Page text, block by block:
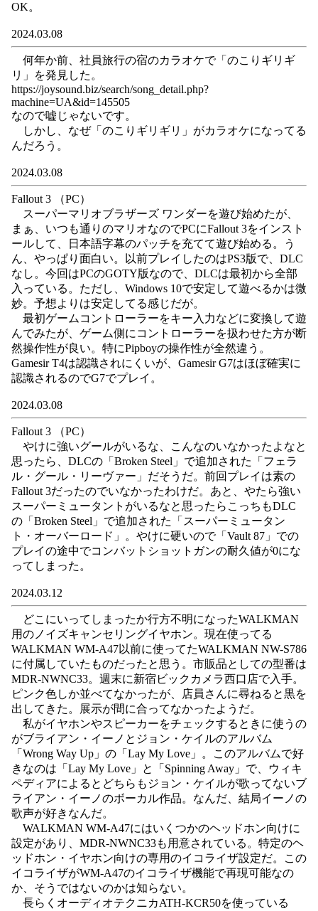
OK。
2024.03.08
何年か前、社員旅行の宿のカラオケで「のこりギリギ
リ」を発見した。
https://joysound.biz/search/song_detail.php?
machine=UA&id=145505
なので嘘じゃないです。
しかし、なぜ「のこりギリギリ」がカラオケになってる
んだろう。
2024.03.08
Fallout 3 （PC）
スーパーマリオブラザーズ ワンダーを遊び始めたが、
まぁ、いつも通りのマリオなのでPCにFallout 3をインスト
ールして、日本語字幕のパッチを充てて遊び始める。う
ん、やっぱり面白い。以前プレイしたのはPS3版で、DLC
なし。今回はPCのGOTY版なので、DLCは最初から全部
入っている。ただし、Windows 10で安定して遊べるかは微
妙。予想よりは安定してる感じだが。
最初ゲームコントローラーをキー入力などに変換して遊
んでみたが、ゲーム側にコントローラーを扱わせた方が断
然操作性が良い。特にPipboyの操作性が全然違う。
Gamesir T4は認識されにくいが、Gamesir G7はほぼ確実に
認識されるのでG7でプレイ。
2024.03.08
Fallout 3 （PC）
やけに強いグールがいるな、こんなのいなかったよなと
思ったら、DLCの「Broken Steel」で追加された「フェラ
ル・グール・リーヴァー」だそうだ。前回プレイは素の
Fallout 3だったのでいなかったわけだ。あと、やたら強い
スーパーミュータントがいるなと思ったらこっちもDLC
の「Broken Steel」で追加された「スーパーミュータン
ト・オーバーロード」。やけに硬いので「Vault 87」での
プレイの途中でコンバットショットガンの耐久値が0にな
ってしまった。
2024.03.12
どこにいってしまったか行方不明になったWALKMAN
用のノイズキャンセリングイヤホン。現在使ってる
WALKMAN WM-A47以前に使ってたWALKMAN NW-S786
に付属していたものだったと思う。市販品としての型番は
MDR-NWNC33。週末に新宿ビックカメラ西口店で入手。
ピンク色しか並べてなかったが、店員さんに尋ねると黒を
出してきた。展示が間に合ってなかったようだ。
私がイヤホンやスピーカーをチェックするときに使うの
がブライアン・イーノとジョン・ケイルのアルバム
「Wrong Way Up」の「Lay My Love」。このアルバムで好
きなのは「Lay My Love」と「Spinning Away」で、ウィキ
ペディアによるとどちらもジョン・ケイルが歌ってないブ
ライアン・イーノのボーカル作品。なんだ、結局イーノの
歌声が好きなんだ。
WALKMAN WM-A47にはいくつかのヘッドホン向けに
設定があり、MDR-NWNC33も用意されている。特定のヘ
ッドホン・イヤホン向けの専用のイコライザ設定だ。この
イコライザがWM-A47のイコライザ機能で再現可能なの
か、そうではないのかは知らない。
長らくオーディオテクニカATH-KCR50を使っている